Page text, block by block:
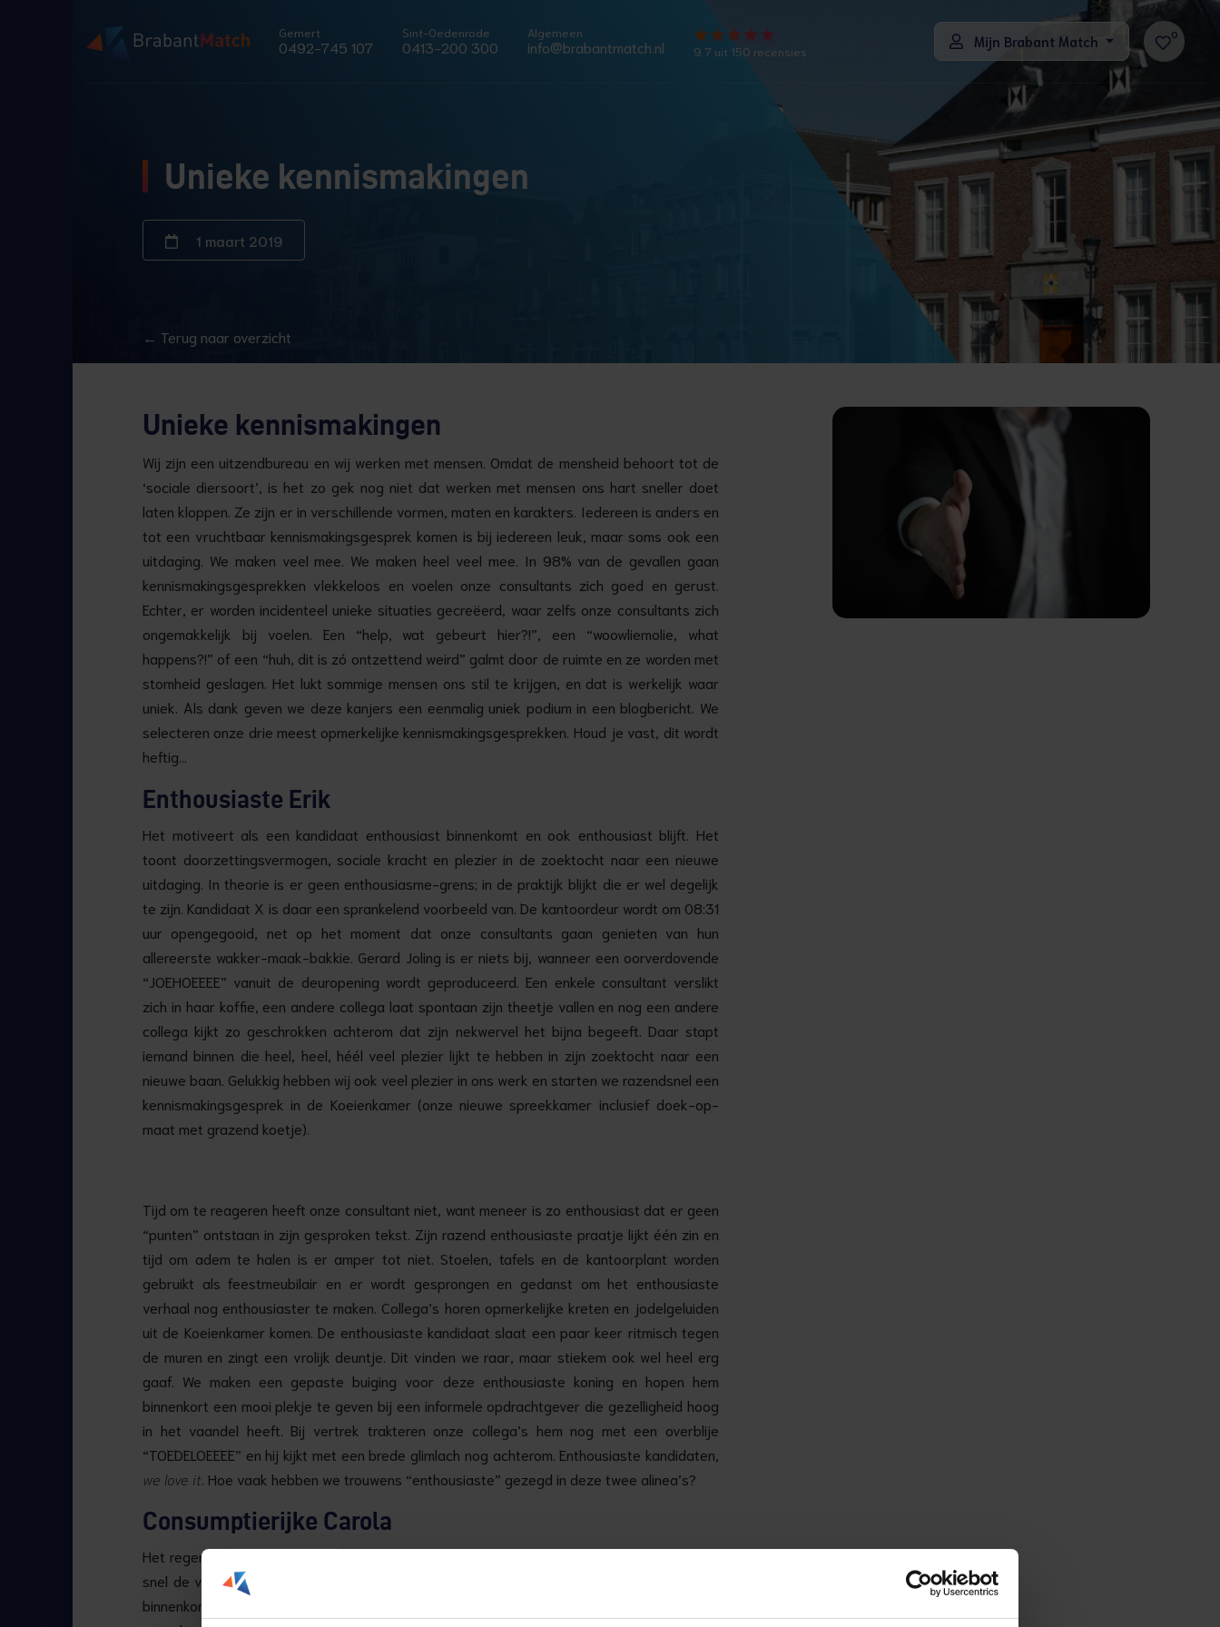
Gemert
0492-745 107
Sint-Oedenrode
0413-200 300
Algemeen
info@brabantmatch.nl 9.7 uit 150 recensies
Mijn Brabant Match 0
Unieke kennismakingen
1 maart 2019
← Terug naar overzicht
Unieke kennismakingen
Wij zijn een uitzendbureau en wij werken met mensen. Omdat de mensheid behoort tot de
‘sociale diersoort’, is het zo gek nog niet dat werken met mensen ons hart sneller doet
laten kloppen. Ze zijn er in verschillende vormen, maten en karakters. Iedereen is anders en
tot een vruchtbaar kennismakingsgesprek komen is bij iedereen leuk, maar soms ook een
uitdaging. We maken veel mee. We maken heel veel mee. In 98% van de gevallen gaan
kennismakingsgesprekken vlekkeloos en voelen onze consultants zich goed en gerust.
Echter, er worden incidenteel unieke situaties gecreëerd, waar zelfs onze consultants zich
ongemakkelijk bij voelen. Een “help, wat gebeurt hier?!”, een “woowliemolie, what
happens?!” of een “huh, dit is zó ontzettend weird” galmt door de ruimte en ze worden met
stomheid geslagen. Het lukt sommige mensen ons stil te krijgen, en dat is werkelijk waar
uniek. Als dank geven we deze kanjers een eenmalig uniek podium in een blogbericht. We
selecteren onze drie meest opmerkelijke kennismakingsgesprekken. Houd je vast, dit wordt
heftig…
Enthousiaste Erik
Het motiveert als een kandidaat enthousiast binnenkomt en ook enthousiast blijft. Het
toont doorzettingsvermogen, sociale kracht en plezier in de zoektocht naar een nieuwe
uitdaging. In theorie is er geen enthousiasme-grens; in de praktijk blijkt die er wel degelijk
te zijn. Kandidaat X is daar een sprankelend voorbeeld van. De kantoordeur wordt om 08:31
uur opengegooid, net op het moment dat onze consultants gaan genieten van hun
allereerste wakker-maak-bakkie. Gerard Joling is er niets bij, wanneer een oorverdovende
“JOEHOEEEE” vanuit de deuropening wordt geproduceerd. Een enkele consultant verslikt
zich in haar koffie, een andere collega laat spontaan zijn theetje vallen en nog een andere
collega kijkt zo geschrokken achterom dat zijn nekwervel het bijna begeeft. Daar stapt
iemand binnen die heel, heel, héél veel plezier lijkt te hebben in zijn zoektocht naar een
nieuwe baan. Gelukkig hebben wij ook veel plezier in ons werk en starten we razendsnel een
kennismakingsgesprek in de Koeienkamer (onze nieuwe spreekkamer inclusief doek-op-
maat met grazend koetje).
Tijd om te reageren heeft onze consultant niet, want meneer is zo enthousiast dat er geen
“punten” ontstaan in zijn gesproken tekst. Zijn razend enthousiaste praatje lijkt één zin en
tijd om adem te halen is er amper tot niet. Stoelen, tafels en de kantoorplant worden
gebruikt als feestmeubilair en er wordt gesprongen en gedanst om het enthousiaste
verhaal nog enthousiaster te maken. Collega’s horen opmerkelijke kreten en jodelgeluiden
uit de Koeienkamer komen. De enthousiaste kandidaat slaat een paar keer ritmisch tegen
de muren en zingt een vrolijk deuntje. Dit vinden we raar, maar stiekem ook wel heel erg
gaaf. We maken een gepaste buiging voor deze enthousiaste koning en hopen hem
binnenkort een mooi plekje te geven bij een informele opdrachtgever die gezelligheid hoog
in het vaandel heeft. Bij vertrek trakteren onze collega’s hem nog met een overblije
“TOEDELOEEEE” en hij kijkt met een brede glimlach nog achterom. Enthousiaste kandidaten,
we love it . Hoe vaak hebben we trouwens “enthousiaste” gezegd in deze twee alinea’s?
Consumptierijke Carola
Het regent en collega’s zitten verwaaid en verregend op kantoor kou te lijden. Kwestie van
snel de verwarming omhoog gooien en opdrogen. Dat is het moment waarop kandidaat Y
binnenkomt, een vrouw van middelbare leeftijd met een leuk uiterlijk. Een van onze